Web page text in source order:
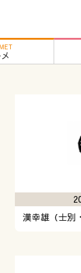
漢幸雄（士別